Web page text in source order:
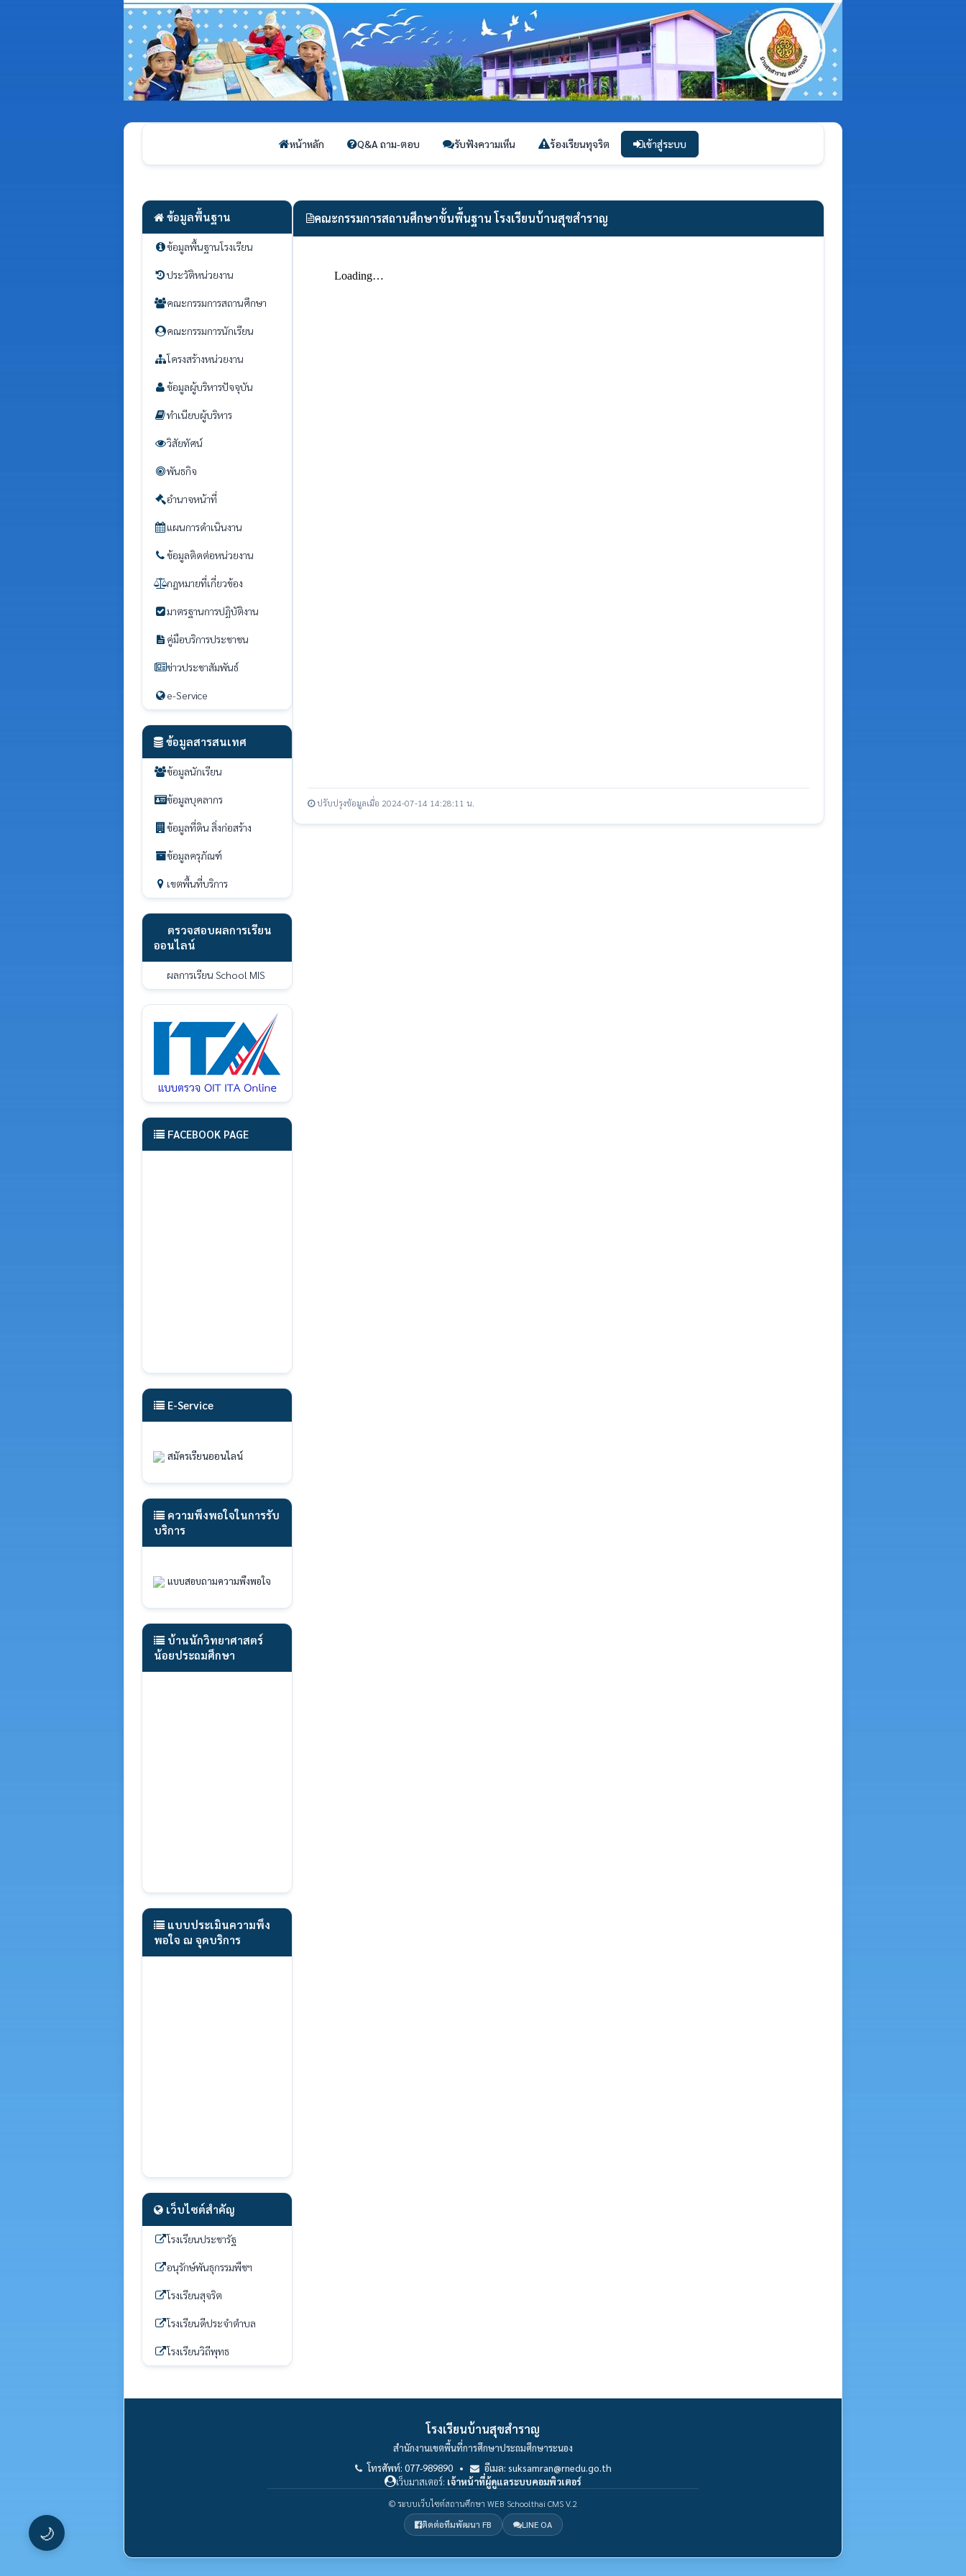
หน้าหลัก Q&A ถาม-ตอบ รับฟังความเห็น ร้องเรียนทุจริต เข้าสู่ระบบ
ข้อมูลพื้นฐาน
ข้อมูลพื้นฐานโรงเรียน
ประวัติหน่วยงาน
คณะกรรมการสถานศึกษา
คณะกรรมการนักเรียน
โครงสร้างหน่วยงาน
ข้อมูลผู้บริหารปัจจุบัน
ทำเนียบผู้บริหาร
วิสัยทัศน์
พันธกิจ
อำนาจหน้าที่
แผนการดำเนินงาน
ข้อมูลติดต่อหน่วยงาน
กฎหมายที่เกี่ยวข้อง
มาตรฐานการปฏิบัติงาน
คู่มือบริการประชาชน
ข่าวประชาสัมพันธ์
e-Service
ข้อมูลสารสนเทศ
ข้อมูลนักเรียน
ข้อมูลบุคลากร
ข้อมูลที่ดิน สิ่งก่อสร้าง
ข้อมูลครุภัณฑ์
เขตพื้นที่บริการ
ตรวจสอบผลการเรียน
ออนไลน์
ผลการเรียน School MIS
FACEBOOK PAGE
E-Service
สมัครเรียนออนไลน์
ความพึงพอใจในการรับ
บริการ
แบบสอบถามความพึงพอใจ
บ้านนักวิทยาศาสตร์
น้อยประถมศึกษา
แบบประเมินความพึง
พอใจ ณ จุดบริการ
เว็บไซต์สำคัญ
โรงเรียนประชารัฐ
อนุรักษ์พันธุกรรมพืชฯ
โรงเรียนสุจริต
โรงเรียนดีประจำตำบล
โรงเรียนวิถีพุทธ
คณะกรรมการสถานศึกษาขั้นพื้นฐาน โรงเรียนบ้านสุขสำราญ
ปรับปรุงข้อมูลเมื่อ 2024-07-14 14:28:11 น.
โรงเรียนบ้านสุขสำราญ
สำนักงานเขตพื้นที่การศึกษาประถมศึกษาระนอง
โทรศัพท์: 077-989890 •
อีเมล: suksamran@rnedu.go.th
เว็บมาสเตอร์: เจ้าหน้าที่ผู้ดูแลระบบคอมพิวเตอร์
© ระบบเว็บไซต์สถานศึกษา WEB Schoolthai CMS V.2
ติดต่อทีมพัฒนา FB
LINE OA
🌙